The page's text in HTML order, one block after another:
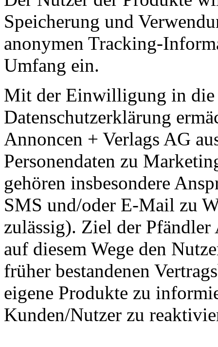
Speicherung und
anonymen Tracking-
Umfang ein.
Mit der Einwilligung in die
Datenschutzerklärung
Annoncen + Verlags AG
Personendaten zu
gehören insbesondere
SMS und/oder E-Mail zu
zulässig). Ziel der Pfändler
auf diesem Wege den
früher bestandenen
eigene Produkte zu
Kunden/Nutzer zu